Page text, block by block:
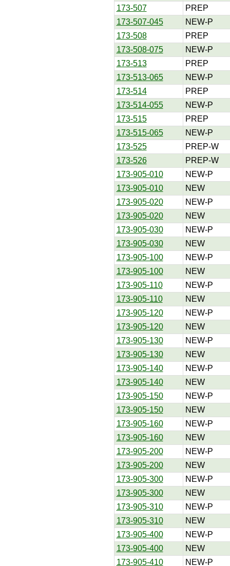
173-507
PREP
173-507-045
NEW-P
173-508
PREP
173-508-075
NEW-P
173-513
PREP
173-513-065
NEW-P
173-514
PREP
173-514-055
NEW-P
173-515
PREP
173-515-065
NEW-P
173-525
PREP-W
173-526
PREP-W
173-905-010
NEW-P
173-905-010
NEW
173-905-020
NEW-P
173-905-020
NEW
173-905-030
NEW-P
173-905-030
NEW
173-905-100
NEW-P
173-905-100
NEW
173-905-110
NEW-P
173-905-110
NEW
173-905-120
NEW-P
173-905-120
NEW
173-905-130
NEW-P
173-905-130
NEW
173-905-140
NEW-P
173-905-140
NEW
173-905-150
NEW-P
173-905-150
NEW
173-905-160
NEW-P
173-905-160
NEW
173-905-200
NEW-P
173-905-200
NEW
173-905-300
NEW-P
173-905-300
NEW
173-905-310
NEW-P
173-905-310
NEW
173-905-400
NEW-P
173-905-400
NEW
173-905-410
NEW-P